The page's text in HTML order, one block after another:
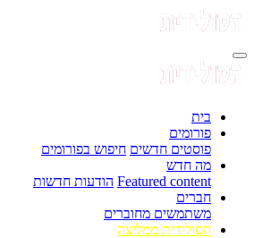
בית
פורומים
פוסטים חדשים חיפוש בפורומים
מה חדש
Featured content הודעות חדשות
חברים
משתמשים מחוברים
הסולידית ממליצה